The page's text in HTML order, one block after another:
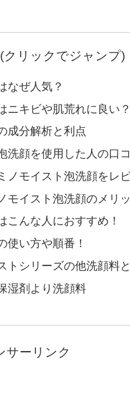
リックでジャンプ)
なぜ人気？
ニキビや肌荒れに良い？
成分解析と利点
顔を使用した人の口コ
ノモイスト泡洗顔をレ
モイスト泡洗顔のメリ
こんな人におすすめ！
使い方や順番！
トシリーズの他洗顔料
湿剤より洗顔料
サーリンク